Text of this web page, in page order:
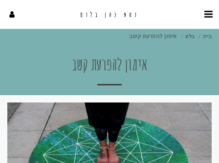
נטע כהן בלום
בית בלוג אימון להפרעת קשב
אימון להפרעת קשב